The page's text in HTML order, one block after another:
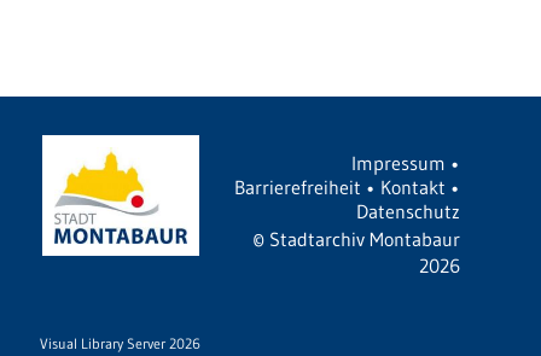
Impressum •
Barrierefreiheit • Kontakt •
Datenschutz
© Stadtarchiv Montabaur
2026
Visual Library Server 2026